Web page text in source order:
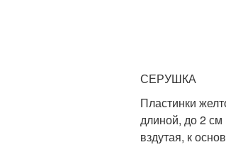
СЕРУШКА
Пластинки
длиной, до 2 см
вздутая, к